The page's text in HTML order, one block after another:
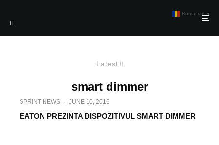
Latest
smart dimmer
SPRINT NEWS · JUNE 10, 2016
EATON PREZINTA DISPOZITIVUL SMART DIMMER
Romanian ▼